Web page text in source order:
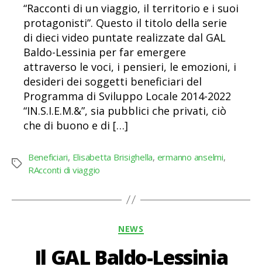
“Racconti di un viaggio, il territorio e i suoi
protagonisti”. Questo il titolo della serie
di dieci video puntate realizzate dal GAL
Baldo-Lessinia per far emergere
attraverso le voci, i pensieri, le emozioni, i
desideri dei soggetti beneficiari del
Programma di Sviluppo Locale 2014-2022
“IN.S.I.E.M.&”, sia pubblici che privati, ciò
che di buono e di […]
Tag
Beneficiari, Elisabetta Brisighella, ermanno anselmi,
RAcconti di viaggio
Categorie
NEWS
Il GAL Baldo-Lessinia